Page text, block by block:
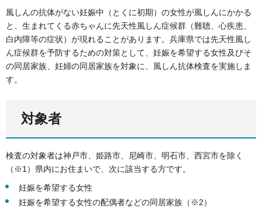
風しんの抗体がない妊娠中（とくに初期）の女性が風しんにかかる
と、生まれてくる赤ちゃんに先天性風しん症候群（難聴、心疾患、
白内障等の症状）が現れることがあります。兵庫県では先天性風し
ん症候群を予防するための対策として、妊娠を希望する女性及びそ
の同居家族、妊婦の同居家族を対象に、風しん抗体検査を実施しま
す。
対象者
検査の対象者は神戸市、姫路市、尼崎市、明石市、西宮市を除く
（※1）県内にお住まいで、次に該当する方です。
妊娠を希望する女性
妊娠を希望する女性の配偶者などの同居家族（※2）